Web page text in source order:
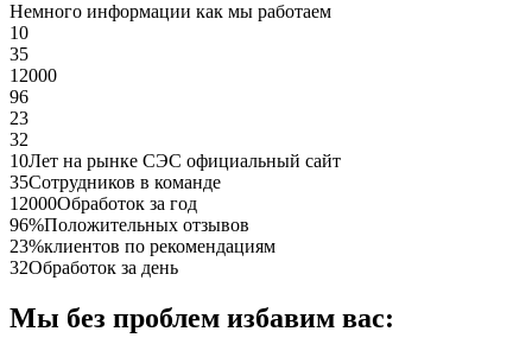
Немного информации как мы работаем
10
35
12000
96
23
32
10Лет на рынке СЭС официальный сайт
35Сотрудников в команде
12000Обработок за год
96%Положительных отзывов
23%клиентов по рекомендациям
32Обработок за день
Мы без проблем избавим вас: